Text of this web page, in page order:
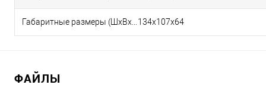
134х107х64
ФАЙЛЫ